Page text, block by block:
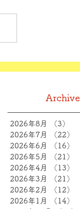
Archive
2026年8月 （3）
2026年7月
（22）
2026年6月
（16）
2026年5月
（21）
2026年4月
（13）
2026年3月
（21）
2026年2月
（12）
2026年1月
（14）